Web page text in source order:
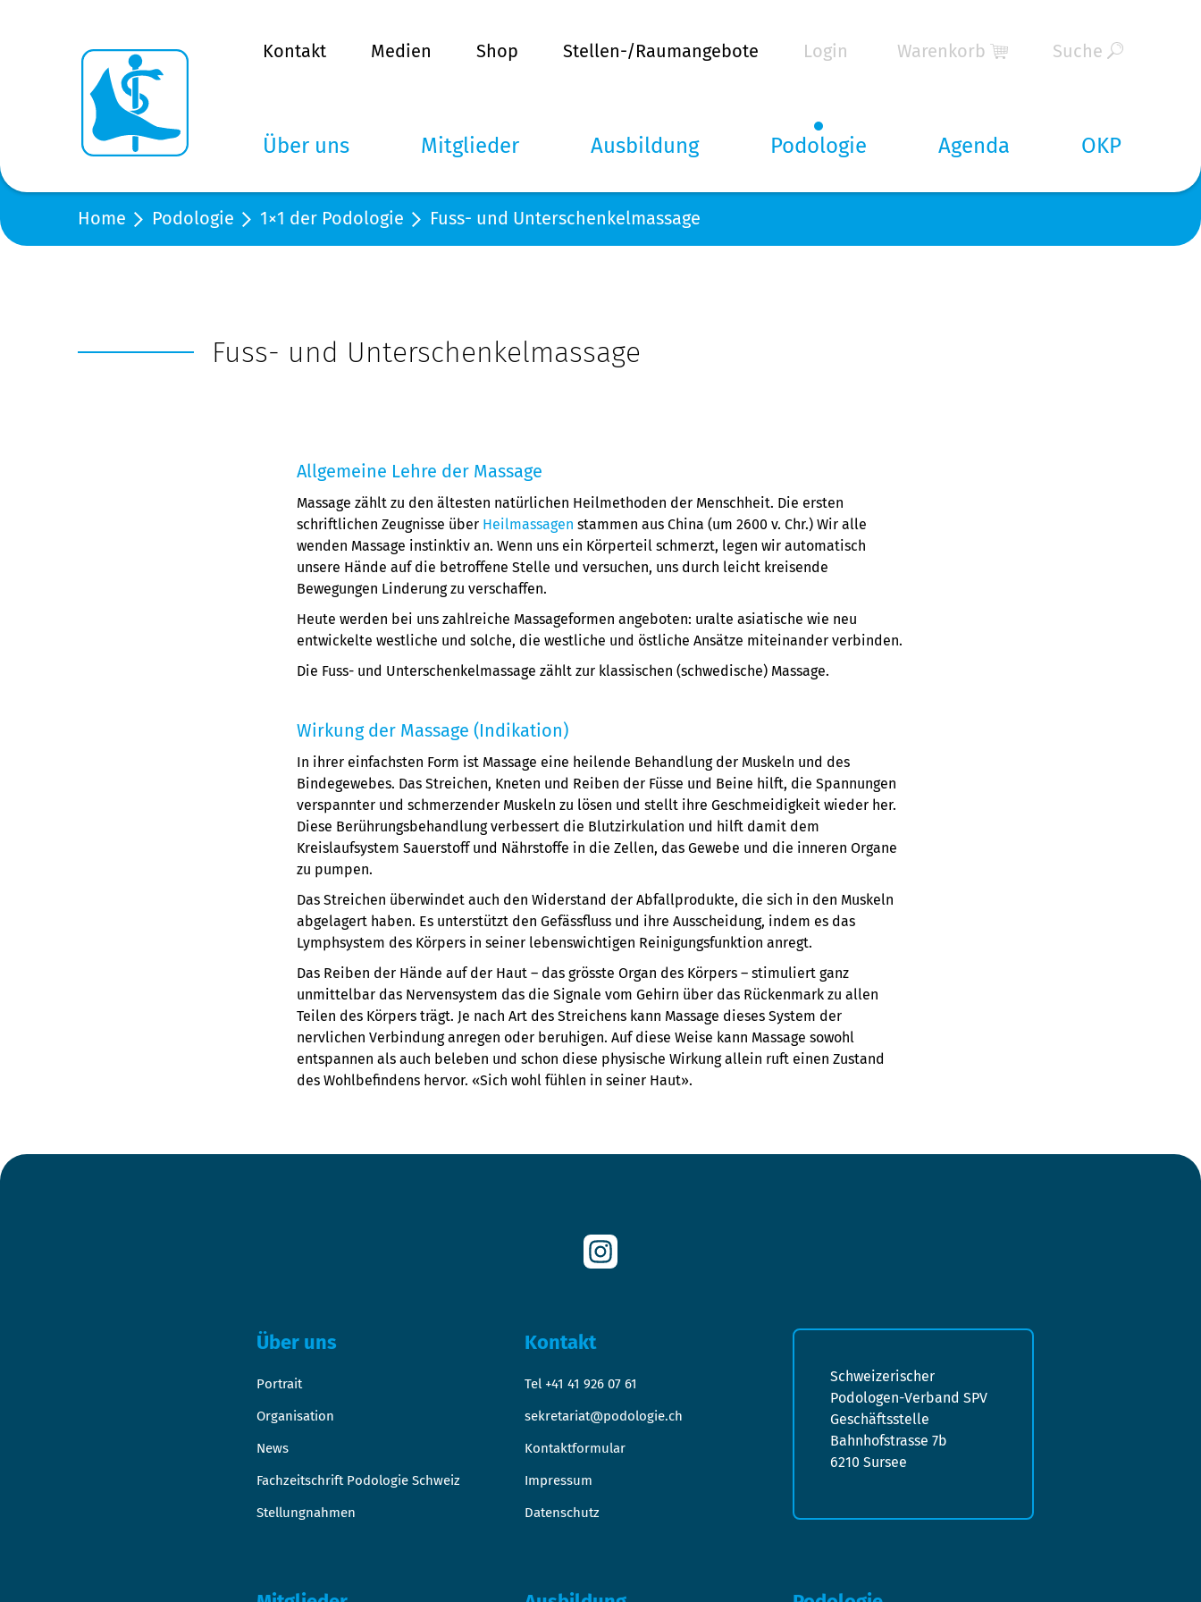
Kontakt Medien Shop Stellen-/Raumangebote Login Warenkorb Suche
Über uns Mitglieder Ausbildung Podologie Agenda OKP
Home Podologie 1×1 der Podologie Fuss- und Unterschenkelmassage
Fuss- und Unterschenkelmassage
Allgemeine Lehre der Massage
Massage zählt zu den ältesten natürlichen Heilmethoden der Menschheit. Die ersten
schriftlichen Zeugnisse über Heilmassagen stammen aus China (um 2600 v. Chr.) Wir alle
wenden Massage instinktiv an. Wenn uns ein Körperteil schmerzt, legen wir automatisch
unsere Hände auf die betroffene Stelle und versuchen, uns durch leicht kreisende
Bewegungen Linderung zu verschaffen.
Heute werden bei uns zahlreiche Massageformen angeboten: uralte asiatische wie neu
entwickelte westliche und solche, die westliche und östliche Ansätze miteinander verbinden.
Die Fuss- und Unterschenkelmassage zählt zur klassischen (schwedische) Massage.
Wirkung der Massage (Indikation)
In ihrer einfachsten Form ist Massage eine heilende Behandlung der Muskeln und des
Bindegewebes. Das Streichen, Kneten und Reiben der Füsse und Beine hilft, die Spannungen
verspannter und schmerzender Muskeln zu lösen und stellt ihre Geschmeidigkeit wieder her.
Diese Berührungsbehandlung verbessert die Blutzirkulation und hilft damit dem
Kreislaufsystem Sauerstoff und Nährstoffe in die Zellen, das Gewebe und die inneren Organe
zu pumpen.
Das Streichen überwindet auch den Widerstand der Abfallprodukte, die sich in den Muskeln
abgelagert haben. Es unterstützt den Gefässfluss und ihre Ausscheidung, indem es das
Lymphsystem des Körpers in seiner lebenswichtigen Reinigungsfunktion anregt.
Das Reiben der Hände auf der Haut – das grösste Organ des Körpers – stimuliert ganz
unmittelbar das Nervensystem das die Signale vom Gehirn über das Rückenmark zu allen
Teilen des Körpers trägt. Je nach Art des Streichens kann Massage dieses System der
nervlichen Verbindung anregen oder beruhigen. Auf diese Weise kann Massage sowohl
entspannen als auch beleben und schon diese physische Wirkung allein ruft einen Zustand
des Wohlbefindens hervor. «Sich wohl fühlen in seiner Haut».
Über uns
Portrait
Organisation
News
Fachzeitschrift Podologie Schweiz
Stellungnahmen
Kontakt
Tel +41 41 926 07 61
sekretariat@podologie.ch
Kontaktformular
Impressum
Datenschutz
Schweizerischer
Podologen-Verband SPV
Geschäftsstelle
Bahnhofstrasse 7b
6210 Sursee